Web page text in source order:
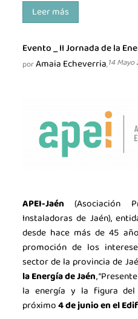
Leer más
Evento _ II Jornada de la
porAmaia Echeverria,14
APEI-Jaén (Asociación
Instaladoras de Jaén),
desde hace más de 45
promoción de los
sector de la provincia de
la Energía de Jaén,
la energía y la figura del
próximo4 de junio en el